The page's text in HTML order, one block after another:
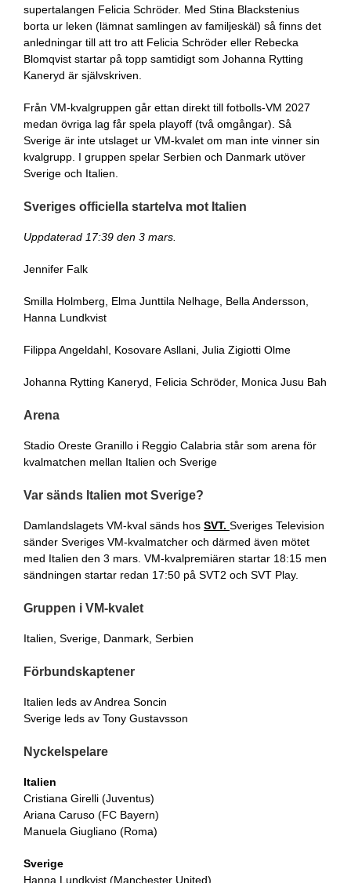
supertalangen Felicia Schröder. Med Stina Blackstenius
borta ur leken (lämnat samlingen av familjeskäl) så finns det
anledningar till att tro att Felicia Schröder eller Rebecka
Blomqvist startar på topp samtidigt som Johanna Rytting
Kaneryd är självskriven.
Från VM-kvalgruppen går ettan direkt till fotbolls-VM 2027
medan övriga lag får spela playoff (två omgångar). Så
Sverige är inte utslaget ur VM-kvalet om man inte vinner sin
kvalgrupp. I gruppen spelar Serbien och Danmark utöver
Sverige och Italien.
Sveriges officiella startelva mot Italien
Uppdaterad 17:39 den 3 mars.
Jennifer Falk
Smilla Holmberg, Elma Junttila Nelhage, Bella Andersson,
Hanna Lundkvist
Filippa Angeldahl, Kosovare Asllani, Julia Zigiotti Olme
Johanna Rytting Kaneryd, Felicia Schröder, Monica Jusu Bah
Arena
Stadio Oreste Granillo i Reggio Calabria står som arena för
kvalmatchen mellan Italien och Sverige
Var sänds Italien mot Sverige?
Damlandslagets VM-kval sänds hos SVT. Sveriges Television
sänder Sveriges VM-kvalmatcher och därmed även mötet
med Italien den 3 mars. VM-kvalpremiären startar 18:15 men
sändningen startar redan 17:50 på SVT2 och SVT Play.
Gruppen i VM-kvalet
Italien, Sverige, Danmark, Serbien
Förbundskaptener
Italien leds av Andrea Soncin
Sverige leds av Tony Gustavsson
Nyckelspelare
Italien
Cristiana Girelli (Juventus)
Ariana Caruso (FC Bayern)
Manuela Giugliano (Roma)
Sverige
Hanna Lundkvist (Manchester United)